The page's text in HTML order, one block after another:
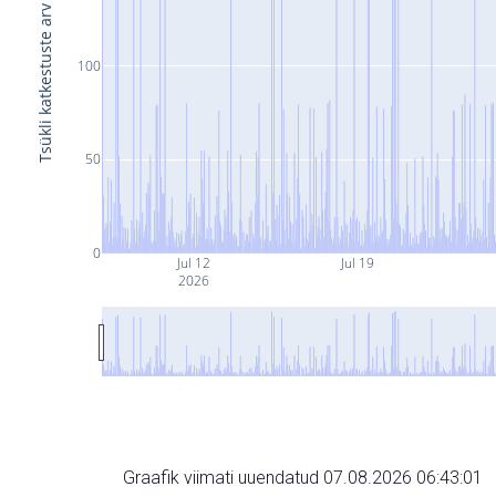
Jul 12
2026
Jul 19
0
50
100
Tsükli katkestuste arv
Graafik viimati uuendatud 07.08.2026 06:43:01